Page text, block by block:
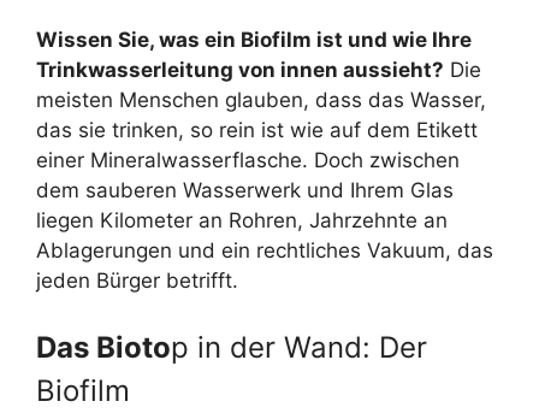
Wissen Sie, was ein Biofilm ist und wie Ihre
Trinkwasserleitung von innen aussieht? Die
meisten Menschen glauben, dass das Wasser,
das sie trinken, so rein ist wie auf dem Etikett
einer Mineralwasserflasche. Doch zwischen
dem sauberen Wasserwerk und Ihrem Glas
liegen Kilometer an Rohren, Jahrzehnte an
Ablagerungen und ein rechtliches Vakuum, das
jeden Bürger betrifft.
Das Biotop in der Wand: Der
Biofilm